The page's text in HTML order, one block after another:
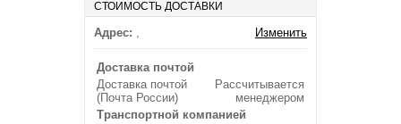
СТОИМОСТЬ ДОСТАВКИ
Адрес: , Изменить
Доставка почтой
Доставка почтой
(Почта России)
Рассчитывается
менеджером
Транспортной компанией